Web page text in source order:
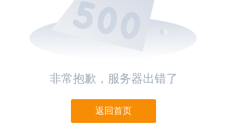
非常抱歉，服务器出错了
返回首页